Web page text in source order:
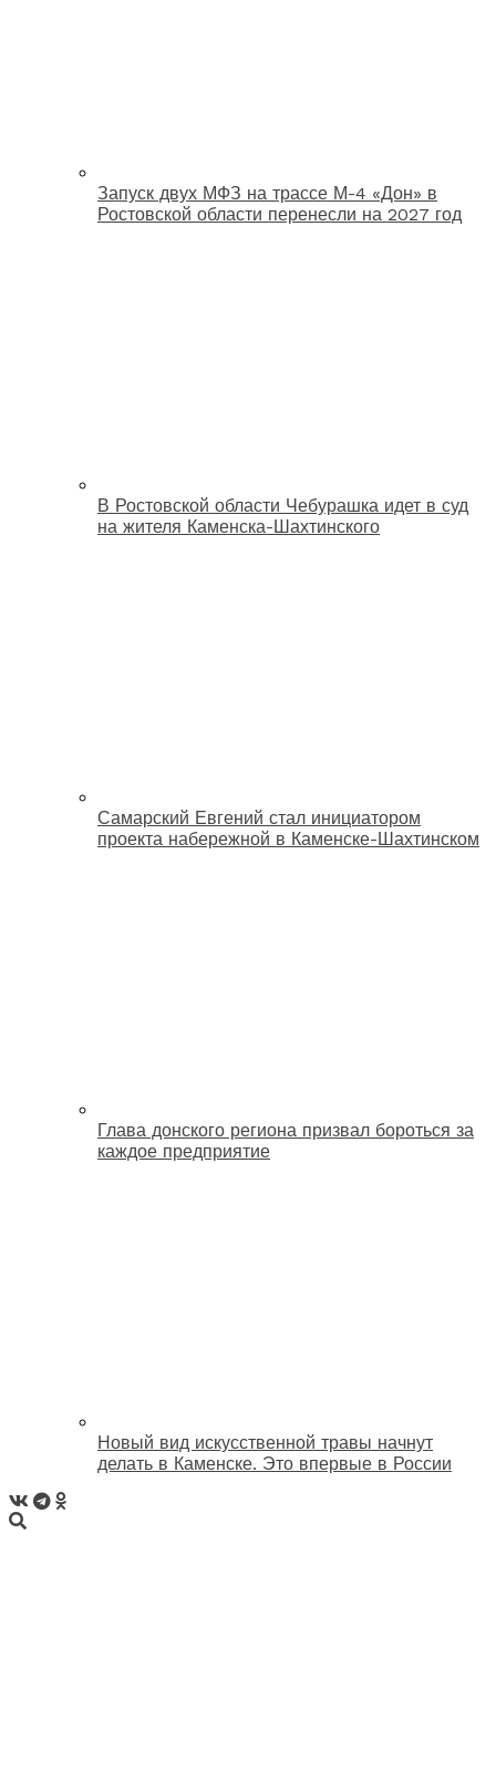
Запуск двух МФЗ на трассе М-4 «Дон» в
Ростовской области перенесли на 2027 год
В Ростовской области Чебурашка идет в суд
на жителя Каменска-Шахтинского
Самарский Евгений стал инициатором
проекта набережной в Каменске-Шахтинском
Глава донского региона призвал бороться за
каждое предприятие
Новый вид искусственной травы начнут
делать в Каменске. Это впервые в России